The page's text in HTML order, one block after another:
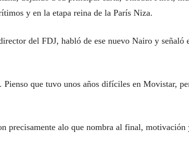
y en la etapa reina de la París Niza.
del FDJ, habló de ese nuevo Nairo y señaló
que tuvo unos años difíciles en Movistar,
precisamente alo que nombra al final, motivación